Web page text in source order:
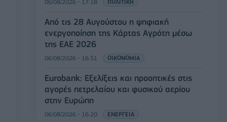
06/08/2026 - 17:18 ΠΟΛΙΤΙΚΗ
Από τις 28 Αυγούστου η ψηφιακή
ενεργοποίηση της Κάρτας Αγρότη μέσω
της ΕΑΕ 2026
06/08/2026 - 16:51 ΟΙΚΟΝΟΜΙΑ
Eurobank: Εξελίξεις και προοπτικές στις
αγορές πετρελαίου και φυσικού αερίου
στην Ευρώπη
06/08/2026 - 16:20 ΕΝΕΡΓΕΙΑ